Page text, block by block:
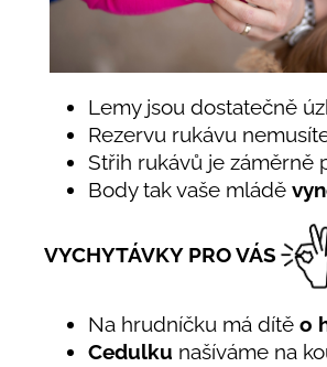
Lemy jsou dostatečně
Rezervu rukávu
Střih rukávů je záměrně
Body tak vaše mládě
VYCHYTÁVKY PRO VÁS
Na hrudníčku má dítě o
Cedulku našíváme na